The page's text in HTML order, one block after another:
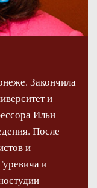
Закончила
и
Ильи
После
и
и